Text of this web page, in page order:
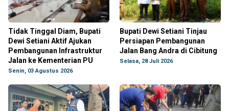
Tidak Tinggal Diam, Bupati
Dewi Setiani Aktif Ajukan
Pembangunan Infrastruktur
Jalan ke Kementerian PU
Senin, 03 Agustus 2026
Bupati Dewi Setiani Tinjau
Persiapan Pembangunan
Jalan Bang Andra di Cibitung
Selasa, 28 Juli 2026